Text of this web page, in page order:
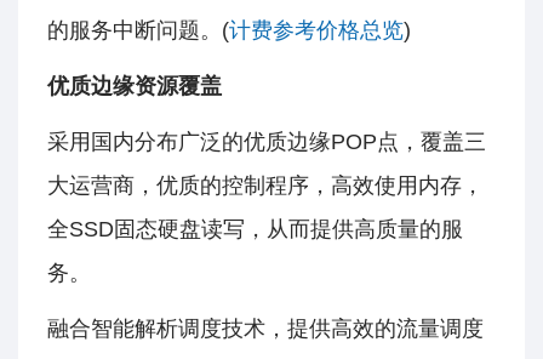
的服务中断问题。(计费参考价格总览)
优质边缘资源覆盖
采用国内分布广泛的优质边缘POP点，覆盖三
大运营商，优质的控制程序，高效使用内存，
全SSD固态硬盘读写，从而提供高质量的服
务。
融合智能解析调度技术，提供高效的流量调度